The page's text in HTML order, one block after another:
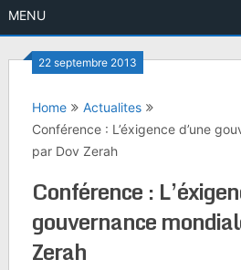
MENU
22 septembre 2013
Home
Actualites
Conférence : L’éxigence d’une
par Dov Zerah
Conférence :
gouvernance
Zerah